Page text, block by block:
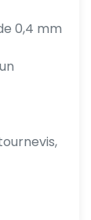
0,4 mm